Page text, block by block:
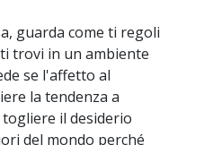
guarda come ti regoli
trovi in un ambiente
se l'affetto al
la tendenza a
il desiderio
del mondo perché